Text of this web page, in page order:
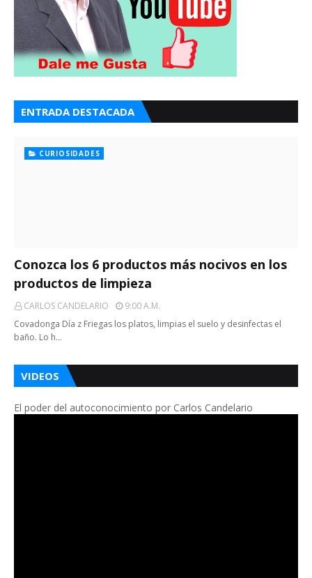
ENTRADA DESTACADA
CURIOSIDADES
Conozca los 6 productos más nocivos en los
productos de limpieza
CARLOS CANDELARIO
9:00 A.m.
Covadonga Día z Friegas los platos, limpias el suelo y desinfectas el
baño. Lo h…
VIDEOS
El poder del autoconocimiento por Carlos Candelario